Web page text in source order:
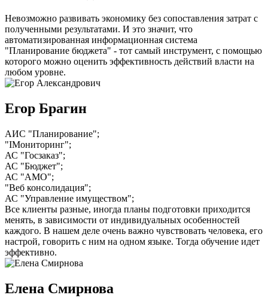
Невозможно развивать экономику без сопоставления затрат с
полученными результатами. И это значит, что
автоматизированная информационная система
"Планирование бюджета" - тот самый инструмент, с помощью
которого можно оценить эффективность действий власти на
любом уровне.
Егор Брагин
АИС "Планирование";
"IМониторинг";
АС "Госзаказ";
АС "Бюджет";
АС "АМО";
"Веб консолидация";
АС "Управление имуществом";
Все клиенты разные, иногда планы подготовки приходится
менять, в зависимости от индивидуальных особенностей
каждого. В нашем деле очень важно чувствовать человека, его
настрой, говорить с ним на одном языке. Тогда обучение идет
эффективно.
Елена Смирнова